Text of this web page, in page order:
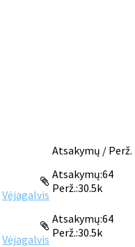
Atsakymų / Perž.
Vėjagalvis
Atsakymų:64
Perž.:30.5k
Vėjagalvis
Atsakymų:64
Perž.:30.5k